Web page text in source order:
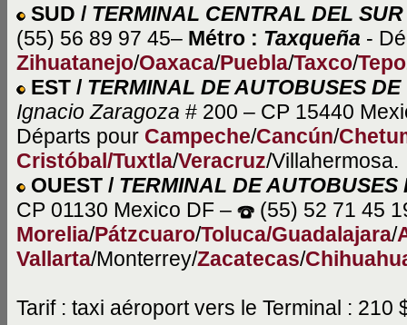
SUD / TERMINAL CENTRAL DEL SUR
(55) 56 89 97 45– Métro : Taxqueña -
Zihuatanejo/Oaxaca/Puebla/Taxco/
EST / TERMINAL DE AUTOBUSES DE
Ignacio Zaragoza # 200 – CP 15440
Départs pour Campeche/Cancún/
Cristóbal/Tuxtla/Veracruz/Villahermosa.
OUEST / TERMINAL DE AUTOBUSES
CP 01130 Mexico DF –
(55) 52 71 45
Morelia/Pátzcuaro/Toluca/Guadalajara/
Vallarta/Monterrey/Zacatecas/
Tarif : taxi aéroport vers le Terminal : 210